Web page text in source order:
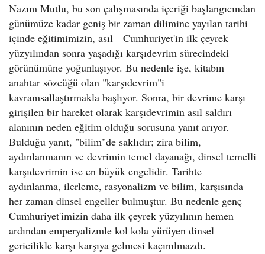
Nazım Mutlu, bu son çalışmasında içeriği başlangıcından
günümüze kadar geniş bir zaman dilimine yayılan tarihi
içinde eğitimimizin, asıl Cumhuriyet'in ilk çeyrek
yüzyılından sonra yaşadığı karşıdevrim sürecindeki
görünümüne yoğunlaşıyor. Bu nedenle işe, kitabın
anahtar sözcüğü olan "karşıdevrim"i
kavramsallaştırmakla başlıyor. Sonra, bir devrime karşı
girişilen bir hareket olarak karşıdevrimin asıl saldırı
alanının neden eğitim olduğu sorusuna yanıt arıyor.
Bulduğu yanıt, "bilim"de saklıdır; zira bilim,
aydınlanmanın ve devrimin temel dayanağı, dinsel temelli
karşıdevrimin ise en büyük engelidir. Tarihte
aydınlanma, ilerleme, rasyonalizm ve bilim, karşısında
her zaman dinsel engeller bulmuştur. Bu nedenle genç
Cumhuriyet'imizin daha ilk çeyrek yüzyılının hemen
ardından emperyalizmle kol kola yürüyen dinsel
gericilikle karşı karşıya gelmesi kaçınılmazdı.